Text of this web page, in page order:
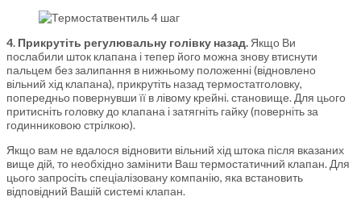
4. Прикрутіть регулювальну голівку назад. Якщо Ви
послабили шток клапана і тепер його можна знову втиснути
пальцем без залипання в нижньому положенні (відновлено
вільний хід клапана), прикрутіть назад термостатголовку,
попередньо повернувши її в лівому крейні. становище. Для цього
притисніть головку до клапана і затягніть гайку (поверніть за
годинниковою стрілкою).
Якщо вам не вдалося відновити вільний хід штока після вказаних
вище дій, то необхідно замінити Ваш термостатичний клапан. Для
цього запросіть спеціалізовану компанію, яка встановить
відповідний Вашій системі клапан.